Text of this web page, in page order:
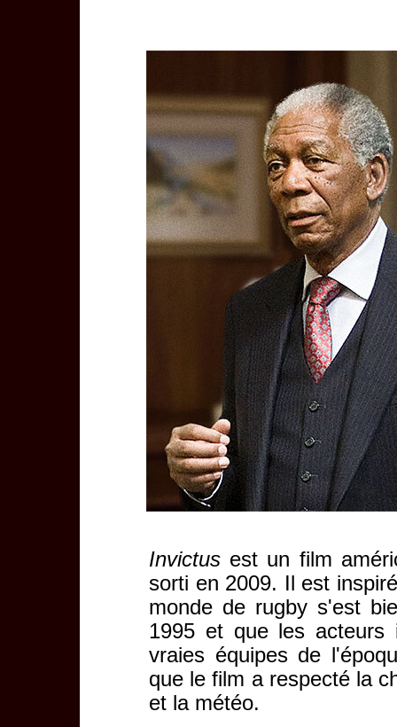
Invictus est un film
sorti en 2009. Il est
monde de rugby s'est
1995 et que les acteurs
vraies équipes de
que le film a respecté la
et la météo.